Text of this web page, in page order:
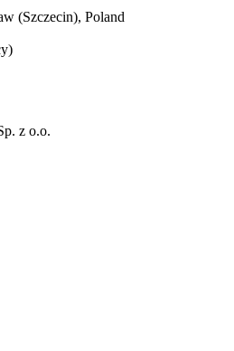
(Szczecin), Poland
z o.o.